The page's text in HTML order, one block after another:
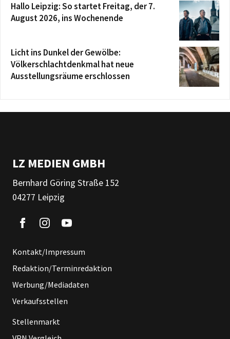
Hallo Leipzig: So startet Freitag, der 7.
August 2026, ins Wochenende
Licht ins Dunkel der Gewölbe:
Völkerschlachtdenkmal hat neue
Ausstellungsräume erschlossen
LZ MEDIEN GMBH
Bernhard Göring Straße 152
04277 Leipzig
Kontakt/Impressum
Redaktion/Terminredaktion
Werbung/Mediadaten
Verkaufsstellen
Stellenmarkt